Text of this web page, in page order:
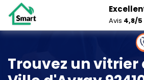
Avis 4,8/5
Trouvez un